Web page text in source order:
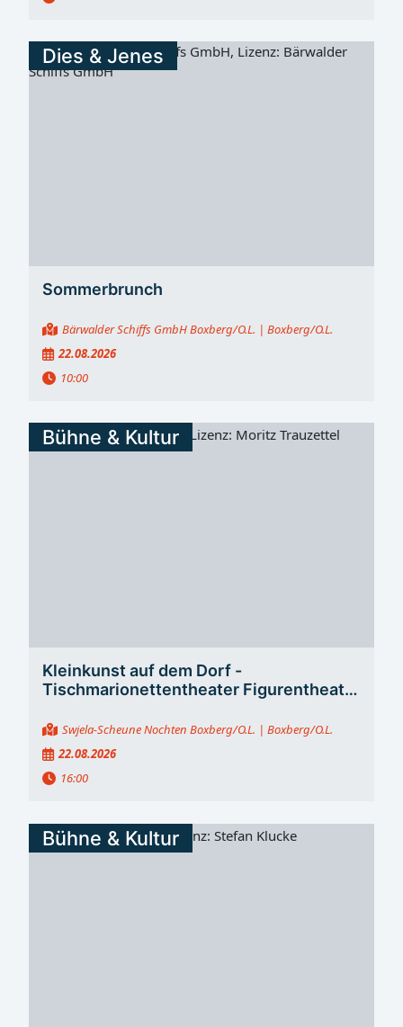
Dies & Jenes
Sommerbrunch
Bärwalder Schiffs GmbH Boxberg/O.L. | Boxberg/O.L.
22.08.2026
10:00
Bühne & Kultur
Kleinkunst auf dem Dorf -
Tischmarionettentheater Figurentheater
Swjela-Scheune Nochten Boxberg/O.L. | Boxberg/O.L.
22.08.2026
16:00
Bühne & Kultur